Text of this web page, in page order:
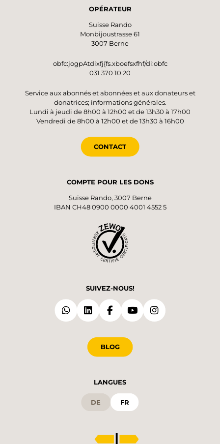
OPÉRATEUR
Suisse Rando
Monbijoustrasse 61
3007 Berne
obfc:jogpAtdixfj{fs.xboefsxfhf/di:obfc
031 370 10 20
Service aux abonnés et abonnées et aux donateurs et
donatrices; informations générales.
Lundi à jeudi de 8h00 à 12h00 et de 13h30 à 17h00
Vendredi de 8h00 à 12h00 et de 13h30 à 16h00
CONTACT
COMPTE POUR LES DONS
Suisse Rando, 3007 Berne
IBAN CH48 0900 0000 4001 4552 5
SUIVEZ-NOUS!
BLOG
LANGUES
DE FR